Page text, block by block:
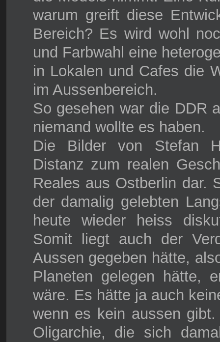
warum greift diese
Bereich? Es wird wohl
und Farbwahl eine
in Lokalen und Cafes die
im Aussenbereich.
So gesehen war die DDR
niemand wollte es haben.
Die Bilder von Stefan
Distanz zum realen
Reales aus Ostberlin dar.
der damalig gelebten
heute wieder heiss
Somit liegt auch der
Aussen gegeben hätte,
Planeten gelegen hätte,
wäre. Es hätte ja auch
wenn es kein aussen
Oligarchie, die sich